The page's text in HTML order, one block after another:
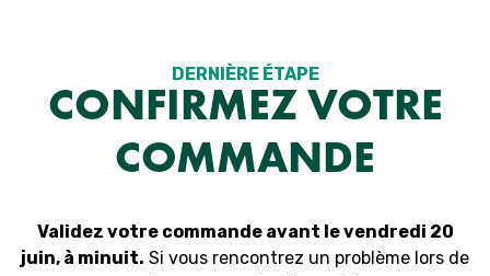
DERNIÈRE ÉTAPE
CONFIRMEZ VOTRE
COMMANDE
Validez votre commande avant le vendredi 20
juin, à minuit. Si vous rencontrez un problème lors de